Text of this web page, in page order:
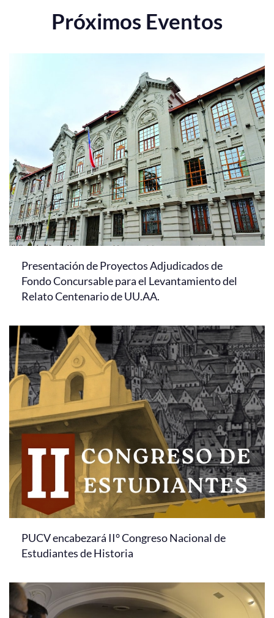
Próximos Eventos
Presentación de Proyectos Adjudicados de
Fondo Concursable para el Levantamiento del
Relato Centenario de UU.AA.
PUCV encabezará II° Congreso Nacional de
Estudiantes de Historia